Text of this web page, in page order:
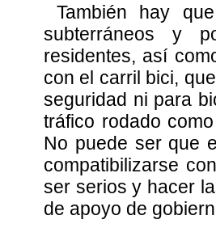
También hay
subterráneos y
residentes, así
con el carril bici,
seguridad ni para
tráfico rodado
No puede ser que
compatibilizarse
ser serios y hacer
de apoyo de